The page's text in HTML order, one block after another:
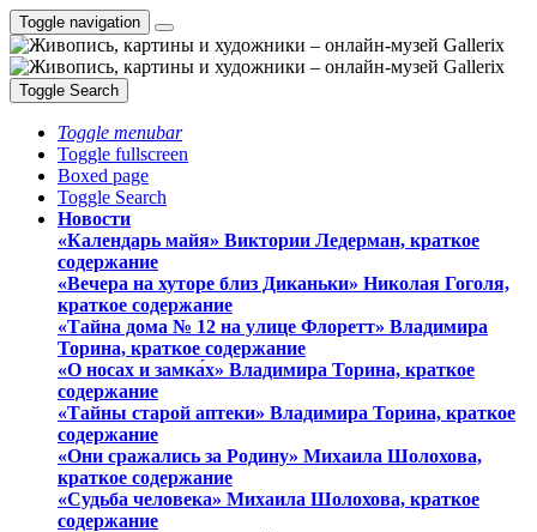
Toggle navigation
Toggle Search
Toggle menubar
Toggle fullscreen
Boxed page
Toggle Search
Новости
«Календарь майя» Виктории Ледерман, краткое
содержание
«Вечера на хуторе близ Диканьки» Николая Гоголя,
краткое содержание
«Тайна дома № 12 на улице Флоретт» Владимира
Торина, краткое содержание
«О носах и замка́х» Владимира Торина, краткое
содержание
«Тайны старой аптеки» Владимира Торина, краткое
содержание
«Они сражались за Родину» Михаила Шолохова,
краткое содержание
«Судьба человека» Михаила Шолохова, краткое
содержание